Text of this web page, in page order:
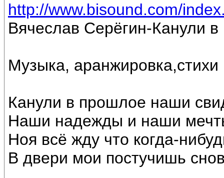
http://www.bisound.com/
Вячеслав Серёгин-Канули
Музыка,
Канули в прошлое наши
Наши надежды и наши
Ноя всё жду что когда-
В двери мои постучишь